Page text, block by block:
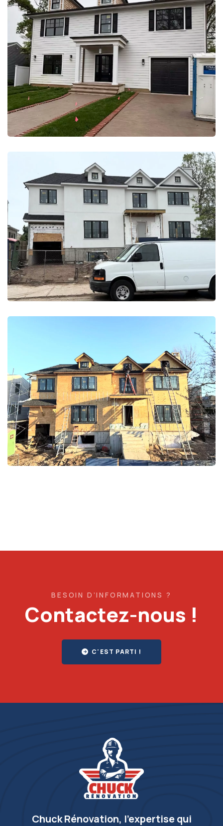
BESOIN D’INFORMATIONS ?
Contactez-nous !
C'EST PARTI !
Chuck Rénovation, l’expertise qui